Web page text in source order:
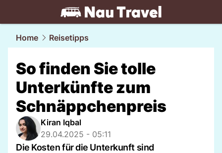
travel.NAU.ch
Home Reisetipps
So finden Sie tolle
Unterkünfte zum
Schnäppchenpreis
Kiran Iqbal
29.04.2025 - 05:11
Die Kosten für die Unterkunft sind